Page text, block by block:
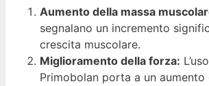
Aumento della massa
segnalano un incremento
crescita muscolare.
Miglioramento della forza:
Primobolan porta a un aumento